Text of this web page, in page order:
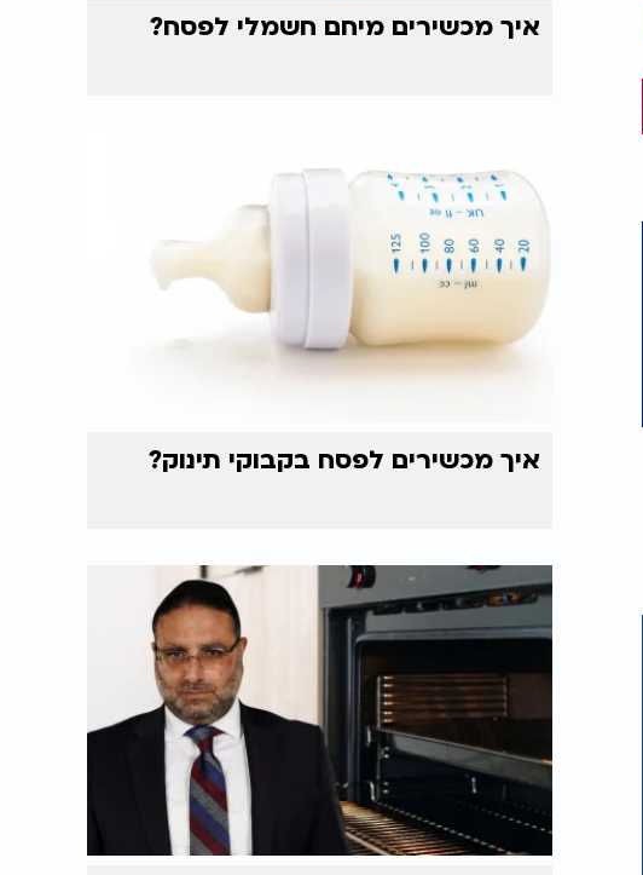
איך מכשירים מיחם חשמלי לפסח?
איך מכשירים לפסח בקבוקי תינוק?